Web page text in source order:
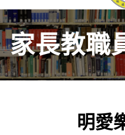
家長教職
明愛